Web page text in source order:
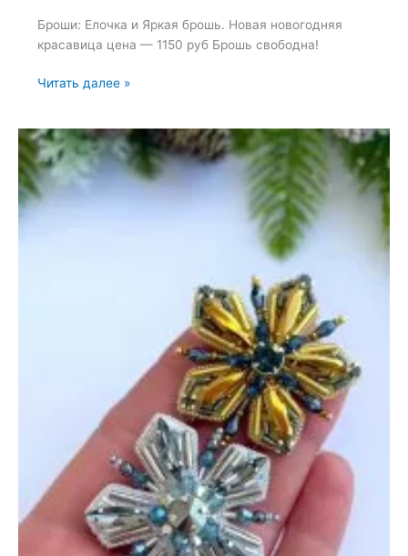
Броши: Елочка и Яркая брошь. Новая новогодняя
красавица цена — 1150 руб Брошь свободна!
Броши:
Яркая
брошь
Читать далее »